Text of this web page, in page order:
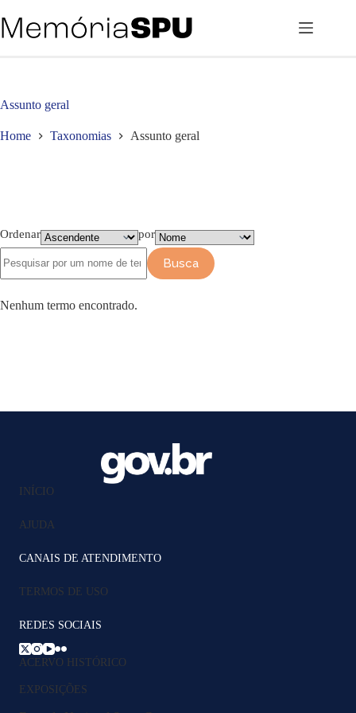
para
o
Assunto geral
Home Taxonomias Assunto geral
Ordenar por
Busca
Nenhum termo encontrado.
INÍCIO
AJUDA
CANAIS DE ATENDIMENTO
TERMOS DE USO
REDES SOCIAIS
ACERVO HISTÓRICO
EXPOSIÇÕES